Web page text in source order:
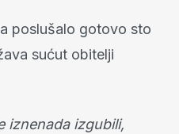
poslušalo gotovo sto
sućut obitelji
iznenada izgubili,